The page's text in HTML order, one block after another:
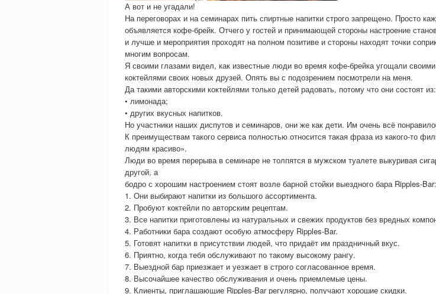
А вот и не угадали!
На переговорах и на семинарах пить спиртные напитки строго запрещено. Просто
объявляется кофе-брейк. Отчего у гостей и принимающей стороны настроение
и лучше и мероприятия проходят на полном позитиве и стороны находят точки
многим вопросам.
Я своими глазами видел, как известные люди во время кофе-брейка угощали
коктейлями своих новых друзей. Опять вы с подозрением посмотрели на меня.
Да такими авторскими коктейлями только детей радовать, потому что они состоят из:
• лимонада;
• других вкусных напитков.
Но участники наших диспутов и семинаров, они же как дети. Им очень всё
К преимуществам такого сервиса полностью относится такая фраза из какого-то
людям красиво».
Люди во время перерыва в семинаре не толпятся в мужском туалете выкуривая
другой, а
бодро с хорошим настроением стоят возле барной стойки выездного бара Ripples-Bar:
1. Они выбирают напитки из большого ассортимента.
2. Пробуют коктейли по авторским рецептам.
3. Все напитки приготовлены из натуральных и свежих продуктов без вредных
4. Работники бара создают особую атмосферу Ripples-Bar.
5. Готовят напитки в присутствии людей, что придаёт им праздничный вкус.
6. Приятно, когда тебя обслуживают по такому высокому рангу.
7. Выездной бар приезжает и уезжает в строго согласованное время.
8. Высочайшее качество обслуживания и очень приемлемые цены.
9. Клиенты, приглашающие Ripples-Bar регулярно, получают хорошие скидки.